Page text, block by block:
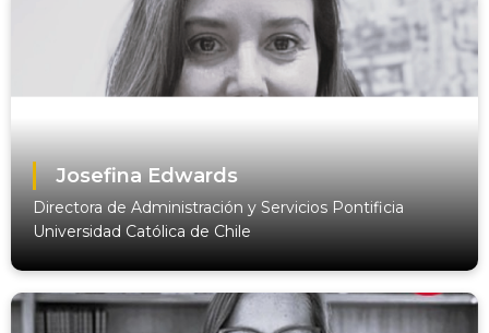
Josefina Edwards
Directora de Administración y Servicios Pontificia
Universidad Católica de Chile